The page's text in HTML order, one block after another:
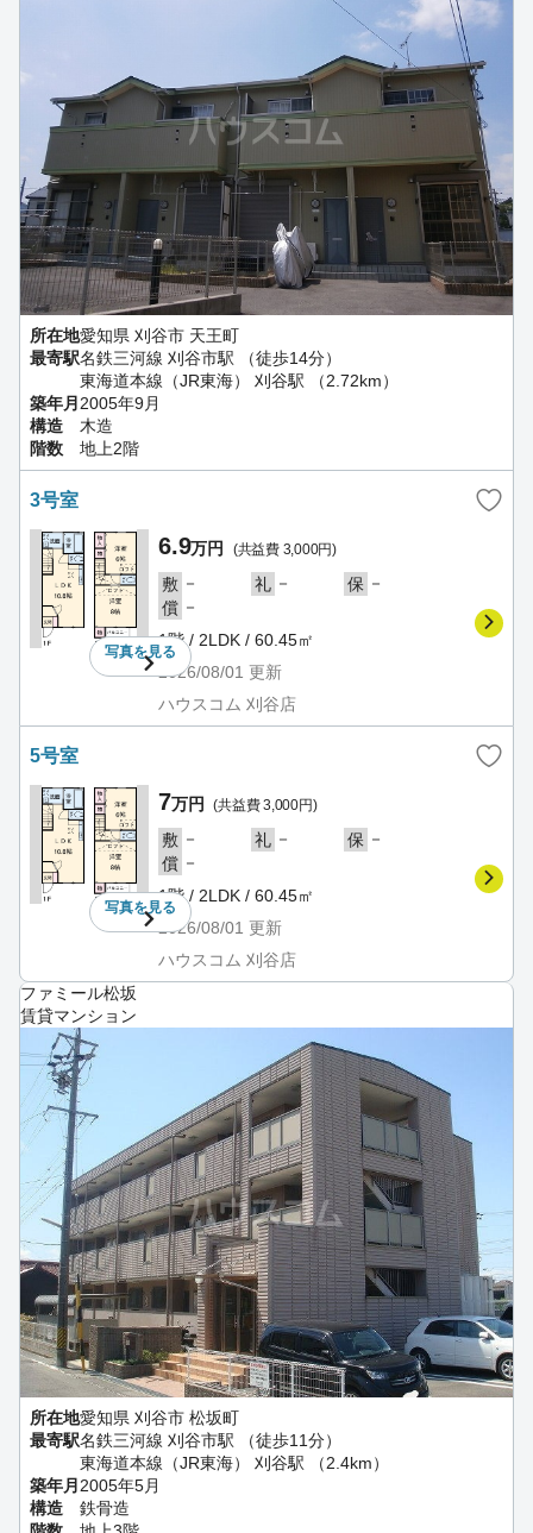
所在地愛知県 刈谷市 天王町
最寄駅名鉄三河線 刈谷市駅 （徒歩14分）
東海道本線（JR東海） 刈谷駅 （2.72km）
築年月 2005年9月
構造
木造
階数
地上2階
3号室
写真を見る
6.9万円 (共益費 3,000円)
敷 － 礼 － 保 －
償 －
1階 / 2LDK / 60.45㎡
2026/08/01 更新
ハウスコム 刈谷店
5号室
写真を見る
7万円 (共益費 3,000円)
敷 － 礼 － 保 －
償 －
1階 / 2LDK / 60.45㎡
2026/08/01 更新
ハウスコム 刈谷店
ファミール松坂
賃貸マンション
所在地愛知県 刈谷市 松坂町
最寄駅名鉄三河線 刈谷市駅 （徒歩11分）
東海道本線（JR東海） 刈谷駅 （2.4km）
築年月 2005年5月
構造
鉄骨造